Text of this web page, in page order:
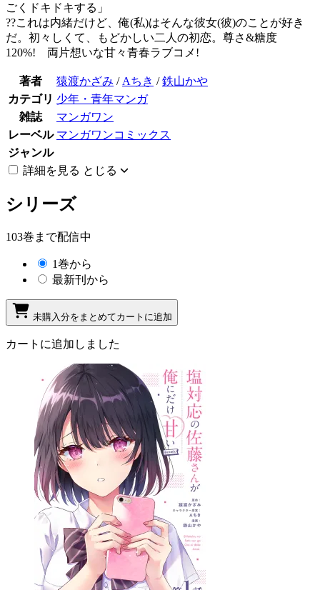
ごくドキドキする」
??これは内緒だけど、俺(私)はそんな彼女(彼)のことが好き
だ。初々しくて、もどかしい二人の初恋。尊さ&糖度
120%! 両片想いな甘々青春ラブコメ!
著者 猿渡かざみ / Aちき /鉄山かや
カテゴリ 少年・青年マンガ
雑誌
マンガワン
レーベル マンガワンコミックス
ジャンル
詳細を見る とじる
シリーズ
103巻まで配信中
1巻から
最新刊から
未購入分をまとめてカートに追加
カートに追加しました